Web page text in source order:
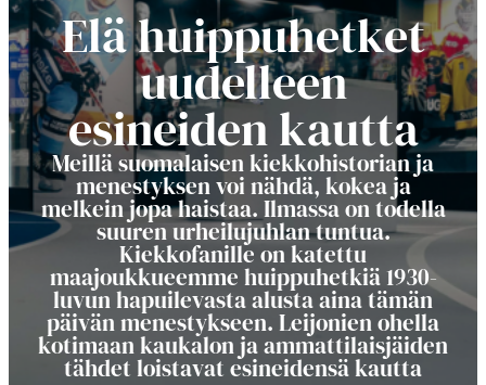
Elä huippuhetket
uudelleen
esineiden kautta
Meillä suomalaisen kiekkohistorian ja
menestyksen voi nähdä, kokea ja
melkein jopa haistaa. Ilmassa on todella
suuren urheilujuhlan tuntua.
Kiekkofanille on katettu
maajoukkueemme huippuhetkiä 1930-
luvun hapuilevasta alusta aina tämän
päivän menestykseen. Leijonien ohella
kotimaan kaukalon ja ammattilaisjäiden
tähdet loistavat esineidensä kautta